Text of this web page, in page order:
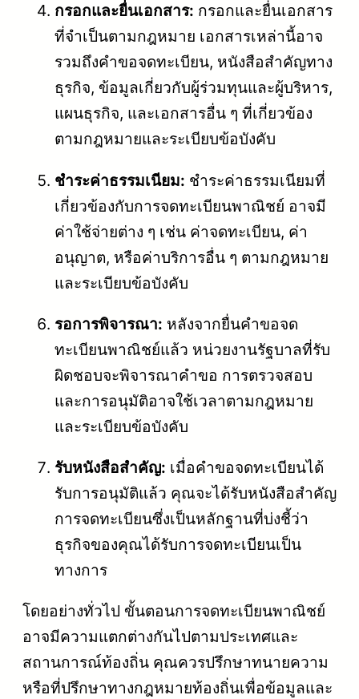
กรอกและยื่นเอกสาร: กรอกและยื่นเอกสาร
ที่จำเป็นตามกฎหมาย เอกสารเหล่านี้อาจ
รวมถึงคำขอจดทะเบียน, หนังสือสำคัญทาง
ธุรกิจ, ข้อมูลเกี่ยวกับผู้ร่วมทุนและผู้บริหาร,
แผนธุรกิจ, และเอกสารอื่น ๆ ที่เกี่ยวข้อง
ตามกฎหมายและระเบียบข้อบังคับ
ชำระค่าธรรมเนียม: ชำระค่าธรรมเนียมที่
เกี่ยวข้องกับการจดทะเบียนพาณิชย์ อาจมี
ค่าใช้จ่ายต่าง ๆ เช่น ค่าจดทะเบียน, ค่า
อนุญาต, หรือค่าบริการอื่น ๆ ตามกฎหมาย
และระเบียบข้อบังคับ
รอการพิจารณา: หลังจากยื่นคำขอจด
ทะเบียนพาณิชย์แล้ว หน่วยงานรัฐบาลที่รับ
ผิดชอบจะพิจารณาคำขอ การตรวจสอบ
และการอนุมัติอาจใช้เวลาตามกฎหมาย
และระเบียบข้อบังคับ
รับหนังสือสำคัญ: เมื่อคำขอจดทะเบียนได้
รับการอนุมัติแล้ว คุณจะได้รับหนังสือสำคัญ
การจดทะเบียนซึ่งเป็นหลักฐานที่บ่งชี้ว่า
ธุรกิจของคุณได้รับการจดทะเบียนเป็น
ทางการ
โดยอย่างทั่วไป ขั้นตอนการจดทะเบียนพาณิชย์
อาจมีความแตกต่างกันไปตามประเทศและ
สถานการณ์ท้องถิ่น คุณควรปรึกษาทนายความ
หรือที่ปรึกษาทางกฎหมายท้องถิ่นเพื่อข้อมูลและ